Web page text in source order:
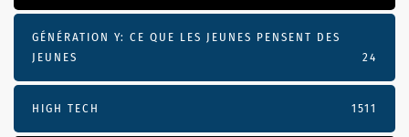
GÉNÉRATION Y: CE QUE LES JEUNES PENSENT DES
JEUNES
24
HIGH TECH 1511